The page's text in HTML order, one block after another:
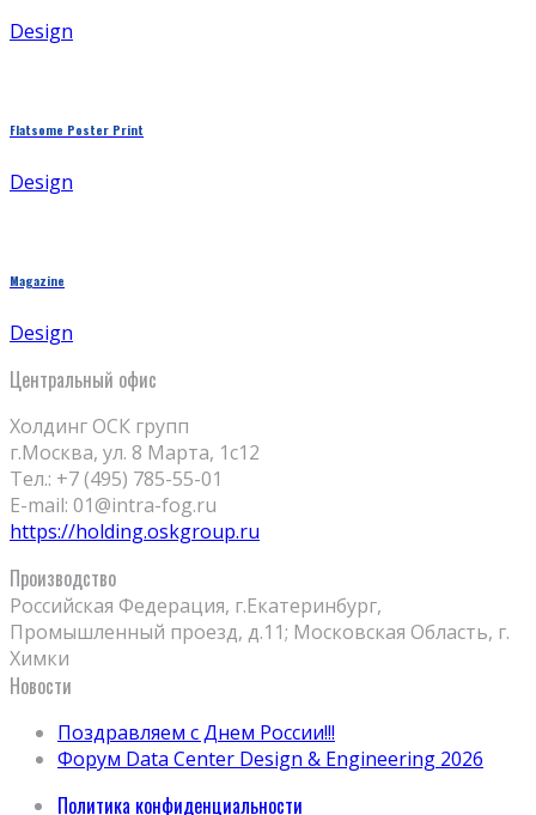
Design
Flatsome Poster Print
Design
Magazine
Design
Центральный офис
Холдинг ОСК групп
г.Москва, ул. 8 Марта, 1с12
Тел.: +7 (495) 785-55-01
E-mail: 01@intra-fog.ru
https://holding.oskgroup.ru
Производство
Российская Федерация, г.Екатеринбург,
Промышленный проезд, д.11; Московская Область, г.
Химки
Новости
Поздравляем с Днем России!!!
Форум Data Center Design & Engineering 2026
Политика конфиденциальности